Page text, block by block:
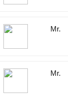
Mr.
Mr.